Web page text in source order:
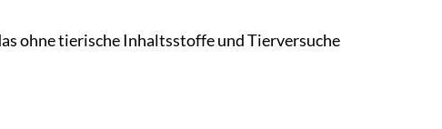
ohne tierische Inhaltsstoffe und Tierversuche